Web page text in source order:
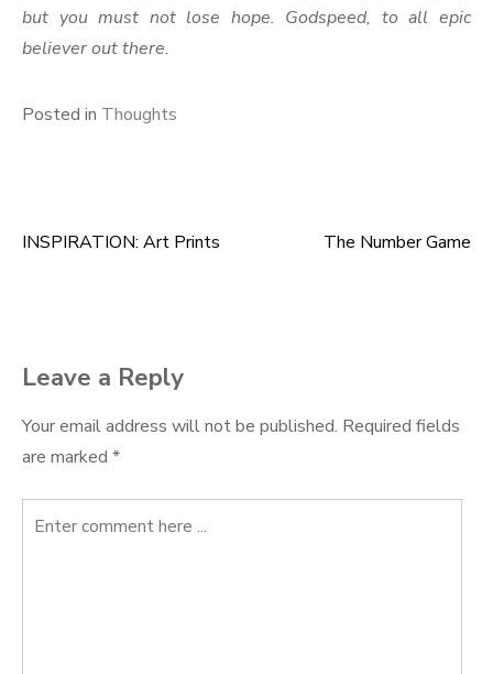
but you must not lose hope. Godspeed, to all epic
believer out there.
Posted in Thoughts
Post
INSPIRATION: Art Prints The Number Game
Leave a Reply
Your email address will not be published. Required fields
are marked *